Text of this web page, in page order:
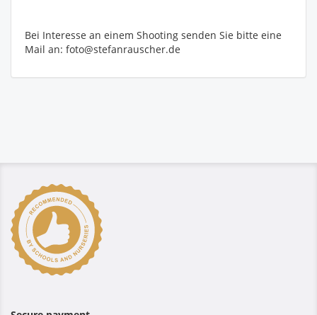
Bei Interesse an einem Shooting senden Sie bitte eine
Mail an: foto@stefanrauscher.de